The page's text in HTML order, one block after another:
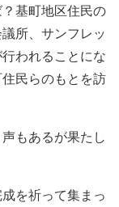
基町地区住民の
所、サンフレッ
われることにな
民らのもとを訪
もあるが果たし
を祈って集まっ